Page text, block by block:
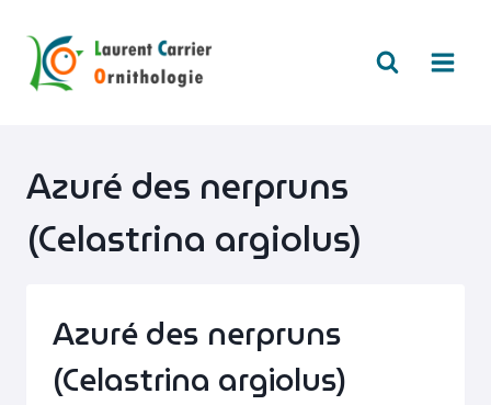
contenu
Azuré des nerpruns
(Celastrina argiolus)
Azuré des nerpruns
(Celastrina argiolus)